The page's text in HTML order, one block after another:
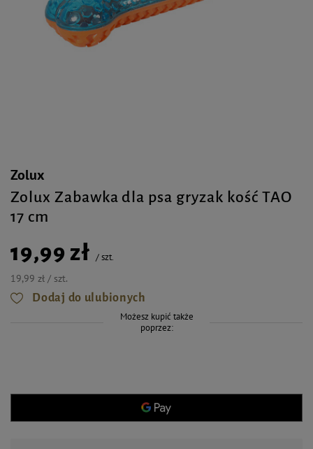
Zolux
Zolux Zabawka dla psa gryzak kość TAO
17 cm
19,99 zł /szt.
19,99 zł / szt.
Dodaj do ulubionych
Możesz kupić także
poprzez: